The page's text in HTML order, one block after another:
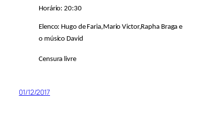
Horário: 20:30
Elenco: Hugo de Faria,Mario Victor,Rapha Braga e
o músico David
Censura livre
01/12/2017